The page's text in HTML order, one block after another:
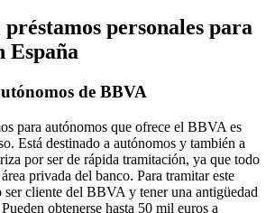
préstamos personales para
España
de BBVA
para autónomos que ofrece el BBVA es
Está destinado a autónomos y también a
por ser de rápida tramitación, ya que todo
privada del banco. Para tramitar este
ser cliente del BBVA y tener una antigüedad
obtenerse hasta 50 mil euros a